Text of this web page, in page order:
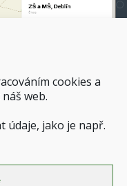
cookies a
web.
údaje, jako je např.